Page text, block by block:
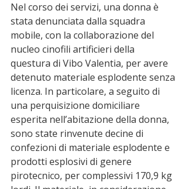
Nel corso dei servizi, una donna è
stata denunciata dalla squadra
mobile, con la collaborazione del
nucleo cinofili artificieri della
questura di Vibo Valentia, per avere
detenuto materiale esplodente senza
licenza. In particolare, a seguito di
una perquisizione domiciliare
esperita nell’abitazione della donna,
sono state rinvenute decine di
confezioni di materiale esplodente e
prodotti esplosivi di genere
pirotecnico, per complessivi 170,9 kg